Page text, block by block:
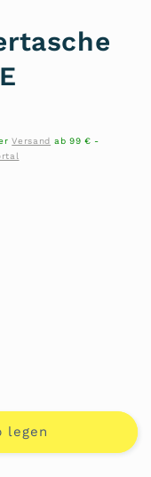
Versand ab 99 € -
legen